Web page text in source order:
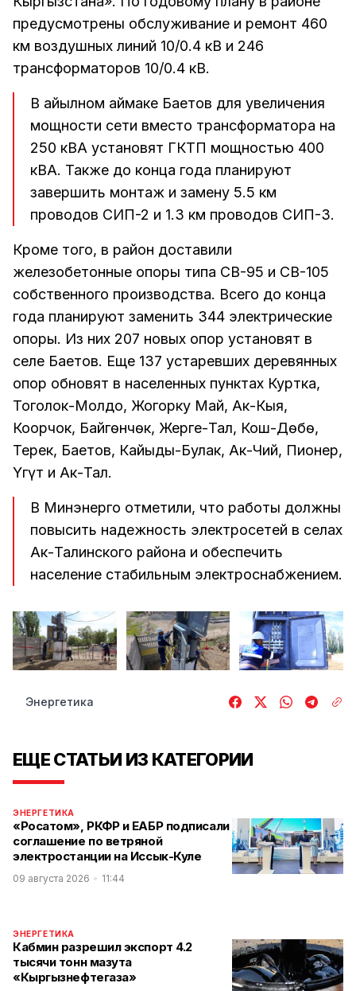
предусмотрены обслуживание и ремонт 460
км воздушных линий 10/0.4 кВ и 246
трансформаторов 10/0.4 кВ.
В айылном аймаке Баетов для увеличения
мощности сети вместо трансформатора на
250 кВА установят ГКТП мощностью 400
кВА. Также до конца года планируют
завершить монтаж и замену 5.5 км
проводов СИП-2 и 1.3 км проводов СИП-3.
Кроме того, в район доставили
железобетонные опоры типа СВ-95 и СВ-105
собственного производства. Всего до конца
года планируют заменить 344 электрические
опоры. Из них 207 новых опор установят в
селе Баетов. Еще 137 устаревших деревянных
опор обновят в населенных пунктах Куртка,
Тоголок-Молдо, Жогорку Май, Ак-Кыя,
Коңорчок, Байгөнчөк, Жерге-Тал, Кош-Дөбө,
Терек, Баетов, Кайыңды-Булак, Ак-Чий, Пионер,
Үгүт и Ак-Тал.
В Минэнерго отметили, что работы должны
повысить надежность электросетей в селах
Ак-Талинского района и обеспечить
население стабильным электроснабжением.
Энергетика
ЕЩЕ СТАТЬИ ИЗ КАТЕГОРИИ
ЭНЕРГЕТИКА
«Росатом», РКФР и ЕАБР подписали
соглашение по ветряной
электростанции на Иссык-Куле
09 августа 2026 11:44
ЭНЕРГЕТИКА
Кабмин разрешил экспорт 4.2
тысячи тонн мазута
«Кыргызнефтегаза»